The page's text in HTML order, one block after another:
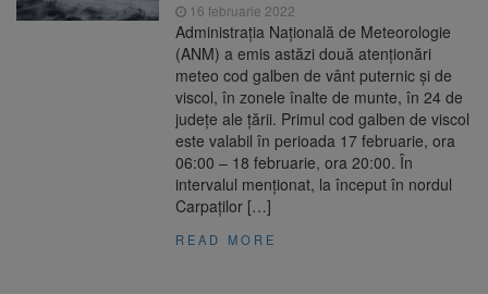
16 februarie 2022
Administrația Națională de Meteorologie
(ANM) a emis astăzi două atenționări
meteo cod galben de vânt puternic şi de
viscol, în zonele înalte de munte, în 24 de
județe ale țării. Primul cod galben de viscol
este valabil în perioada 17 februarie, ora
06:00 – 18 februarie, ora 20:00. În
intervalul menționat, la început în nordul
Carpaților […]
READ MORE